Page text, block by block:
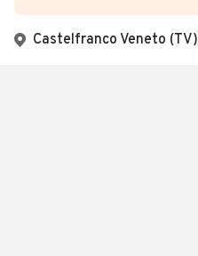
Castelfranco Veneto (TV)